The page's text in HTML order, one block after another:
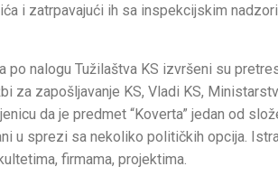
i zatrpavajući ih sa inspekcijskim
po nalogu Tužilaštva KS izvršeni su
za zapošljavanje KS, Vladi KS,
da je predmet “Koverta” jedan od
u sprezi sa nekoliko političkih opcija.
firmama, projektima.